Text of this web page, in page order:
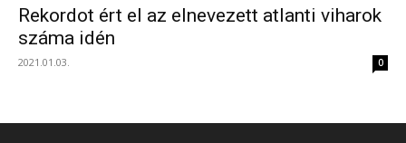
Rekordot ért el az elnevezett atlanti viharok
száma idén
2021.01.03. 0